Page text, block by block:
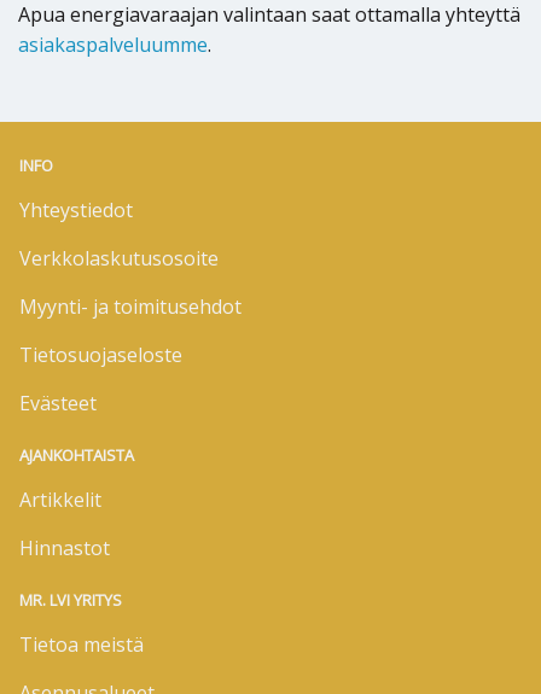
Apua energiavaraajan valintaan saat ottamalla yhteyttä
asiakaspalveluumme.
INFO
Yhteystiedot
Verkkolaskutusosoite
Myynti- ja toimitusehdot
Tietosuojaseloste
Evästeet
AJANKOHTAISTA
Artikkelit
Hinnastot
MR. LVI YRITYS
Tietoa meistä